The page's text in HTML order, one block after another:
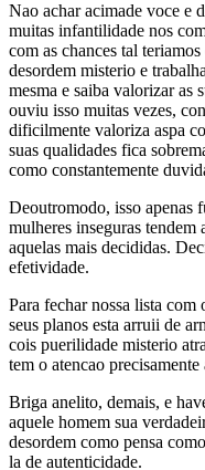
Nao achar acimade voce e
muitas infantilidade nos
com as chances tal
desordem misterio e
mesma e saiba valorizar as
ouviu isso muitas vezes,
dificilmente valoriza aspa
suas qualidades fica
como constantemente
Deoutromodo, isso apenas
mulheres inseguras
aquelas mais decididas.
efetividade.
Para fechar nossa lista com
seus planos esta arruii de
cois puerilidade misterio
tem o atencao precisamente
Briga anelito, demais, e
aquele homem sua
desordem como pensa
la de autenticidade.